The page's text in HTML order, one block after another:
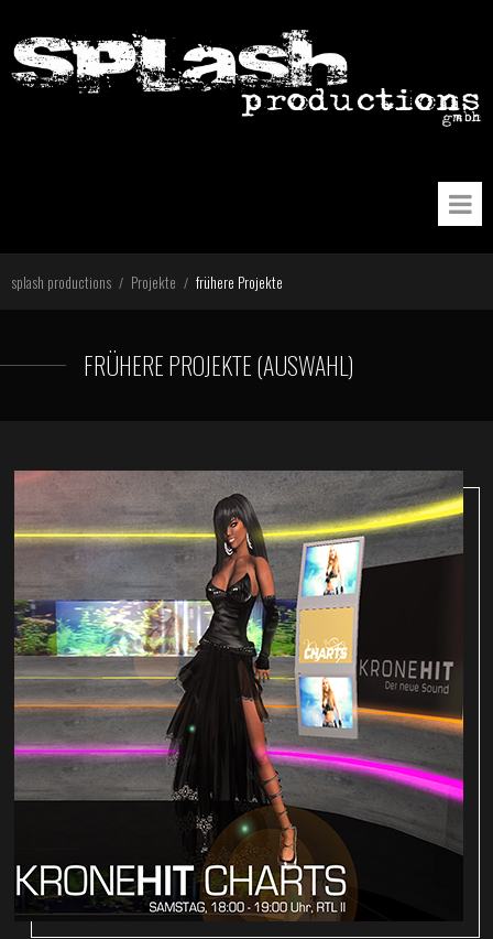
splash productions / Projekte / frühere Projekte
FRÜHERE PROJEKTE (AUSWAHL)